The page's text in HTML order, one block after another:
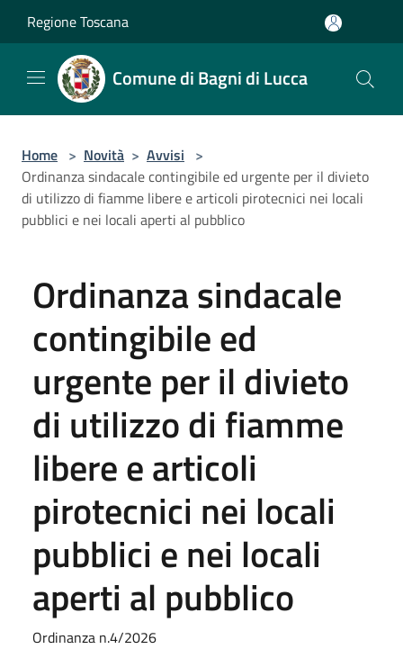
Regione Toscana
Comune di Bagni di Lucca
Home > Novità > Avvisi >
Ordinanza sindacale contingibile ed urgente per il divieto
di utilizzo di fiamme libere e articoli pirotecnici nei locali
pubblici e nei locali aperti al pubblico
Ordinanza sindacale
contingibile ed
urgente per il divieto
di utilizzo di fiamme
libere e articoli
pirotecnici nei locali
pubblici e nei locali
aperti al pubblico
Ordinanza n.4/2026